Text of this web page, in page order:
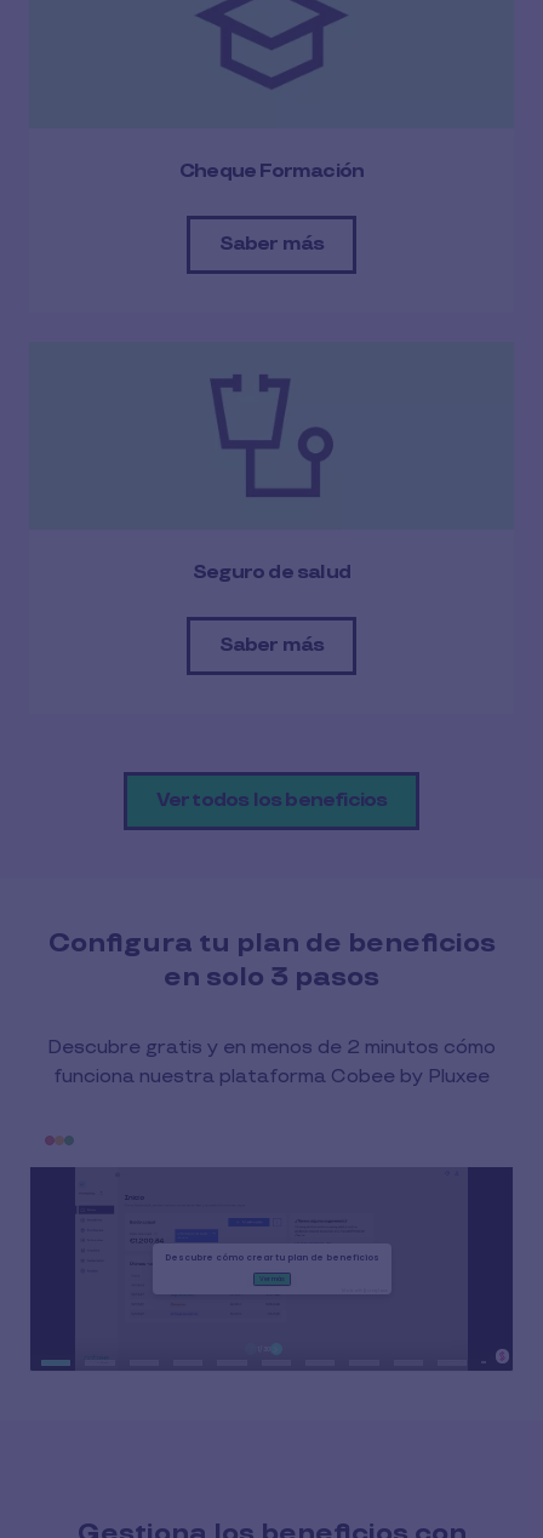
Cheque Formación
Saber más
Seguro de salud
Saber más
Ver todos los beneficios
Configura tu plan de beneficios
en solo 3 pasos
Descubre gratis y en menos de 2 minutos cómo
funciona nuestra plataforma Cobee by Pluxee